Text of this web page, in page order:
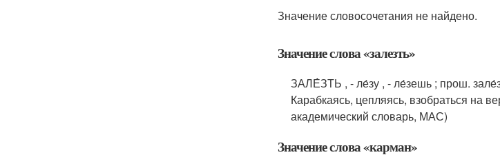
Значение словосочетания не найдено.
Значение слова «залезть»
ЗАЛЕ́ЗТЬ , - ле́зу , - ле́зешь ; прош. зале́з
Карабкаясь, цепляясь, взобраться на
академический словарь, МАС)
Значение слова «карман»